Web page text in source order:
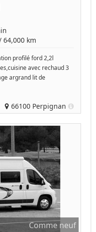
64,000 km
profilé ford 2,2l
avec rechaud 3
argrand lit de
66100 Perpignan
Comme neuf